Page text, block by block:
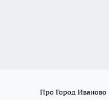
Про Город Иваново